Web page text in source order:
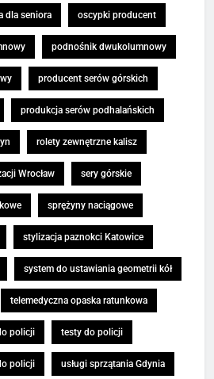
dla seniora oscypki producent
podnośnik dwukolumnowy
producent serów górskich
produkcja serów podhalańskich
rolety zewnętrzne kalisz
Wrocław sery górskie
sprężyny naciągowe
stylizacja paznokci Katowice
system do ustawiania geometrii kół
telemedyczna opaska ratunkowa
policji testy do policji
policji usługi sprzątania Gdynia